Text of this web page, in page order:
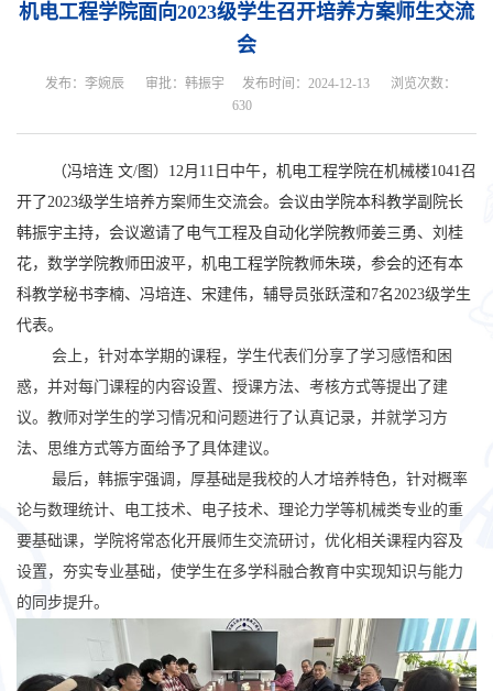
机电工程学院面向2023级学生召开培养方案师生交流
会
发布：李婉辰 审批：韩振宇 发布时间：2024-12-13
浏览次数：
630
（冯培连 文/图） 12月 11 日中午，机电工程学院在机械楼1041召
开了2023级学生培养方案师生交流会。会议由学院本科教学副院长
韩振宇主持，会议邀请了电气工程及自动化学院教师姜三勇、刘桂
花，数学学院教师田波平，机电工程学院教师朱瑛，参会的还有本
科教学秘书李楠、冯培连、宋建伟，辅导员张跃滢和 7名2023级学生
代表。
会上，针对本学期的课程，学生代表们分享了学习感悟和困
惑，并对每门课程的内容设置、授课方法、考核方式等提出了建
议。教师对学生的学习情况和问题进行了认真记录，并就学习方
法、思维方式等方面给予了具体建议。
最后，韩振宇强调，厚基础是我校的人才培养特色，针对概率
论与数理统计、电工技术、电子技术、理论力学等机械类专业的重
要基础课，学院将常态化开展师生交流研讨，优化相关课程内容及
设置，夯实专业基础，使学生在多学科融合教育中实现知识与能力
的同步提升。